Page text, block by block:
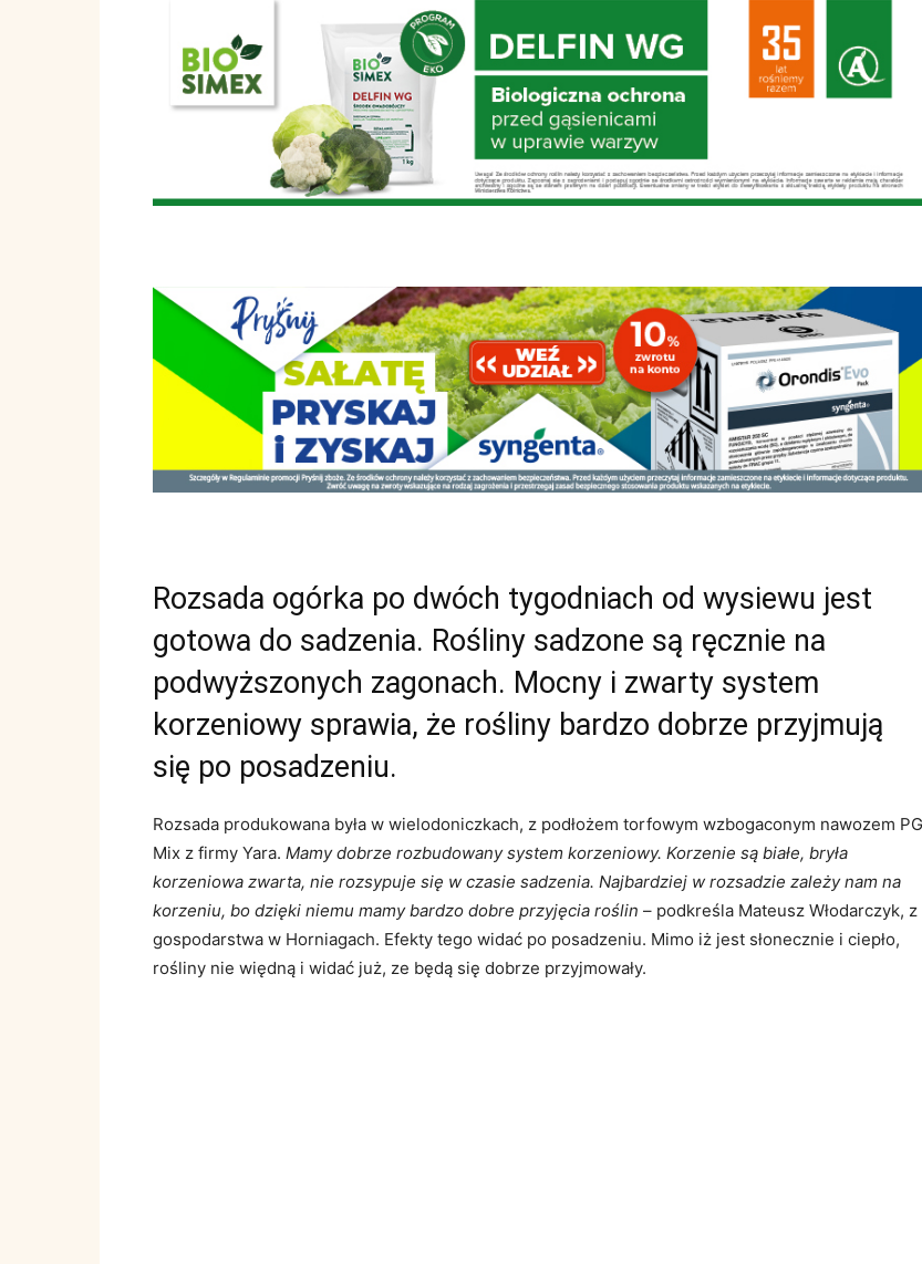
Rozsada ogórka po dwóch tygodniach od wysiewu jest
gotowa do sadzenia. Rośliny sadzone są ręcznie na
podwyższonych zagonach. Mocny i zwarty system
korzeniowy sprawia, że rośliny bardzo dobrze przyjmują
się po posadzeniu.
Rozsada produkowana była w wielodoniczkach, z podłożem torfowym wzbogaconym nawozem PG
Mix z firmy Yara. Mamy dobrze rozbudowany system korzeniowy. Korzenie są białe, bryła
korzeniowa zwarta, nie rozsypuje się w czasie sadzenia. Najbardziej w rozsadzie zależy nam na
korzeniu, bo dzięki niemu mamy bardzo dobre przyjęcia roślin – podkreśla Mateusz Włodarczyk, z
gospodarstwa w Horniagach. Efekty tego widać po posadzeniu. Mimo iż jest słonecznie i ciepło,
rośliny nie więdną i widać już, ze będą się dobrze przyjmowały.